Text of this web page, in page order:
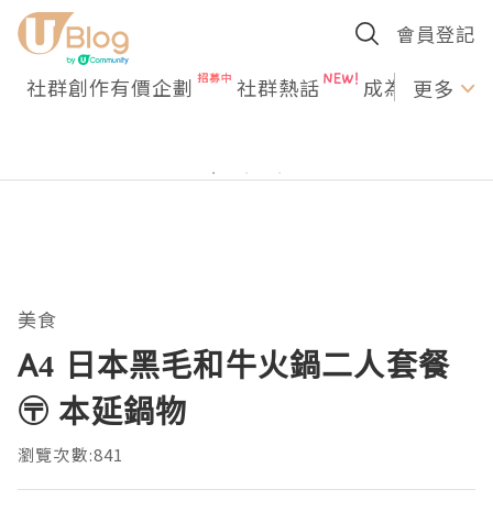
會員登記
社群創作有價企劃 社群熱話 成為U更多
美食
A4 日本黑毛和牛火鍋二人套餐
〶 本延鍋物
瀏覽次數:841